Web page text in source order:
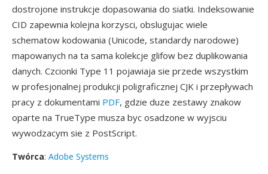
dostrojone instrukcje dopasowania do siatki. Indeksowanie
CID zapewnia kolejna korzysci, obslugujac wiele
schematow kodowania (Unicode, standardy narodowe)
mapowanych na ta sama kolekcje glifow bez duplikowania
danych. Czcionki Type 11 pojawiaja sie przede wszystkim
w profesjonalnej produkcji poligraficznej CJK i przepływach
pracy z dokumentami PDF, gdzie duze zestawy znakow
oparte na TrueType musza byc osadzone w wyjsciu
wywodzacym sie z PostScript.
Twórca: Adobe Systems